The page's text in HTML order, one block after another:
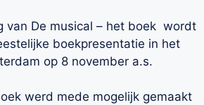
van De musical – het boek wordt
boekpresentatie in het
op 8 november a.s.
werd mede mogelijk gemaakt